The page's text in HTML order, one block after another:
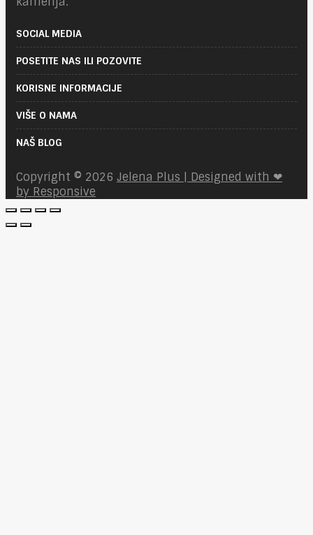
SOCIAL MEDIA
POSETITE NAS ILI POZOVITE
KORISNE INFORMACIJE
VIŠE O NAMA
NAŠ BLOG
Copyright © 2026 Jelena Plus | Designed with ❤
by Responsive